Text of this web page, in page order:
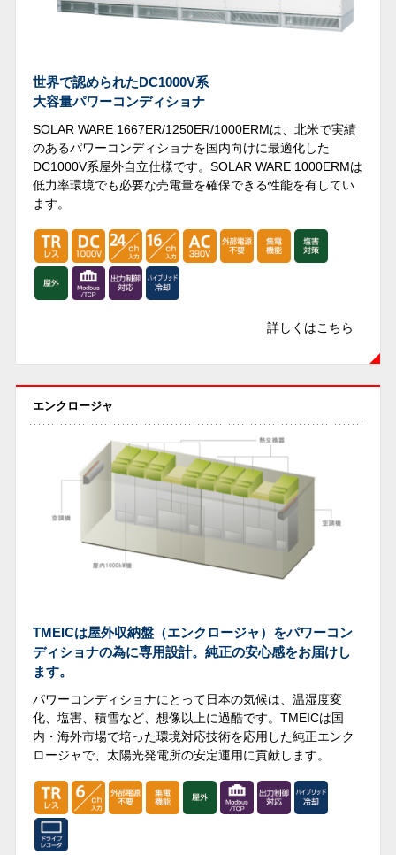
世界で認められたDC1000V系
大容量パワーコンディショナ
SOLAR WARE 1667ER/1250ER/1000ERMは、北米で実績
のあるパワーコンディショナを国内向けに最適化した
DC1000V系屋外自立仕様です。SOLAR WARE 1000ERMは
低力率環境でも必要な売電量を確保できる性能を有してい
ます。
詳しくはこちら
エンクロージャ
TMEICは屋外収納盤（エンクロージャ）をパワーコン
ディショナの為に専用設計。純正の安心感をお届けし
ます。
パワーコンディショナにとって日本の気候は、温湿度変
化、塩害、積雪など、想像以上に過酷です。TMEICは国
内・海外市場で培った環境対応技術を応用した純正エンク
ロージャで、太陽光発電所の安定運用に貢献します。